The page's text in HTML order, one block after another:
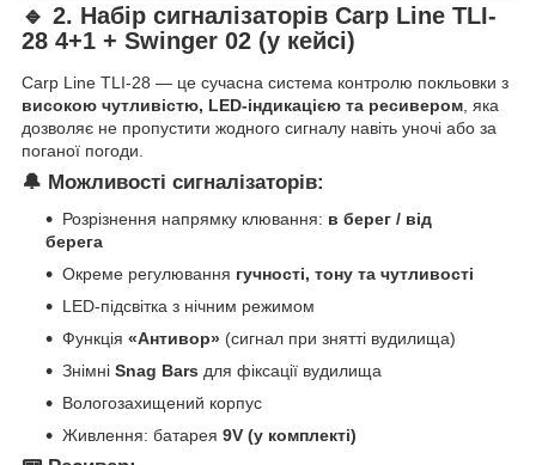
🔹 2. Набір сигналізаторів Carp Line TLI-
28 4+1 + Swinger 02 (у кейсі)
Carp Line TLI-28 — це сучасна система контролю покльовки з
високою чутливістю, LED-індикацією та ресивером, яка
дозволяє не пропустити жодного сигналу навіть уночі або за
поганої погоди.
🔔 Можливості сигналізаторів:
Розрізнення напрямку клювання: в берег / від
берега
Окреме регулювання гучності, тону та чутливості
LED-підсвітка з нічним режимом
Функція «Антивор» (сигнал при знятті вудилища)
Знімні Snag Bars для фіксації вудилища
Вологозахищений корпус
Живлення: батарея 9V (у комплекті)